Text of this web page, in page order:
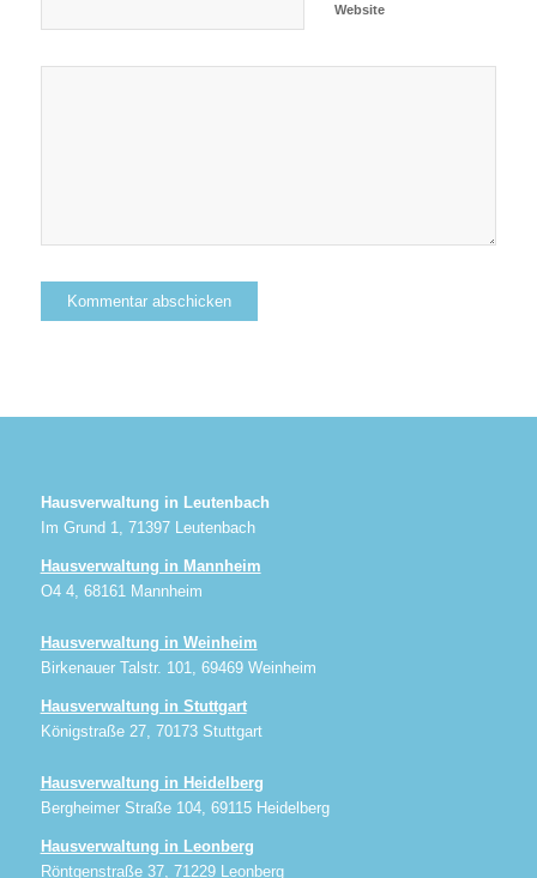
Website
Hausverwaltung in Leutenbach
Im Grund 1, 71397 Leutenbach
Hausverwaltung in Mannheim
O4 4, 68161 Mannheim
Hausverwaltung in Weinheim
Birkenauer Talstr. 101, 69469 Weinheim
Hausverwaltung in Stuttgart
Königstraße 27, 70173 Stuttgart
Hausverwaltung in Heidelberg
Bergheimer Straße 104, 69115 Heidelberg
Hausverwaltung in Leonberg
Röntgenstraße 37, 71229 Leonberg